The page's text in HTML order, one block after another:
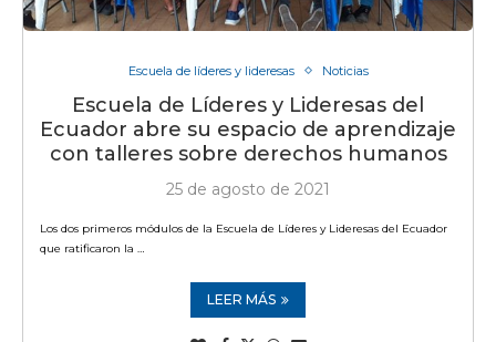
Escuela de líderes y lideresas Noticias
Escuela de Líderes y Lideresas del
Ecuador abre su espacio de aprendizaje
con talleres sobre derechos humanos
25 de agosto de 2021
Los dos primeros módulos de la Escuela de Líderes y Lideresas del Ecuador
que ratificaron la …
LEER MÁS